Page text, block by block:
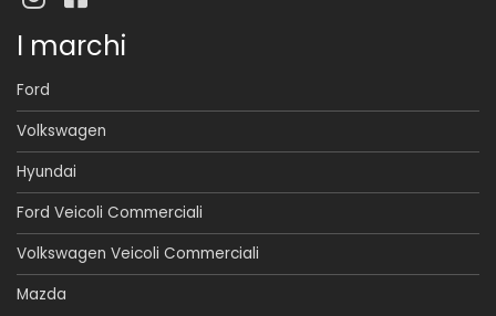
I marchi
Ford
Volkswagen
Hyundai
Ford Veicoli Commerciali
Volkswagen Veicoli Commerciali
Mazda